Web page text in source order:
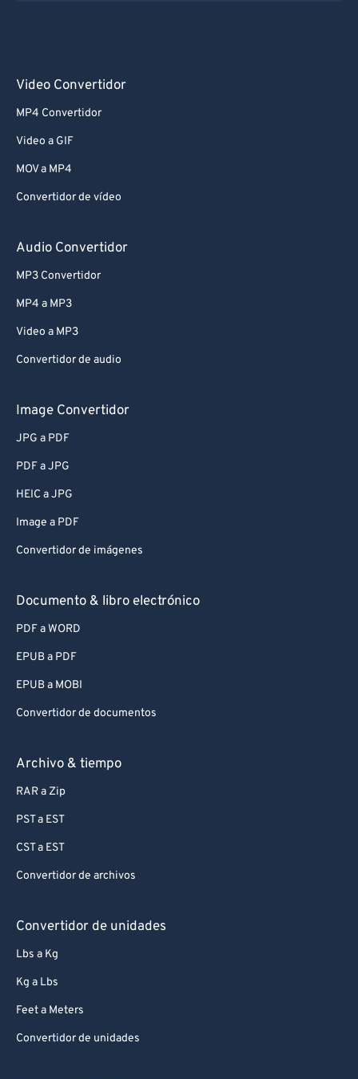
Video Convertidor
MP4 Convertidor
Video a GIF
MOV a MP4
Convertidor de vídeo
Audio Convertidor
MP3 Convertidor
MP4 a MP3
Video a MP3
Convertidor de audio
Image Convertidor
JPG a PDF
PDF a JPG
HEIC a JPG
Image a PDF
Convertidor de imágenes
Documento & libro electrónico
PDF a WORD
EPUB a PDF
EPUB a MOBI
Convertidor de documentos
Archivo & tiempo
RAR a Zip
PST a EST
CST a EST
Convertidor de archivos
Convertidor de unidades
Lbs a Kg
Kg a Lbs
Feet a Meters
Convertidor de unidades